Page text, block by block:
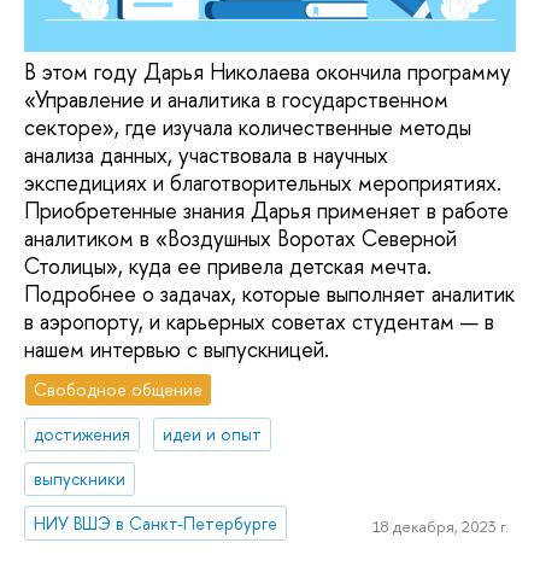
В этом году Дарья Николаева окончила программу
«Управление и аналитика в государственном
секторе», где изучала количественные методы
анализа данных, участвовала в научных
экспедициях и благотворительных мероприятиях.
Приобретенные знания Дарья применяет в работе
аналитиком в «Воздушных Воротах Северной
Столицы», куда ее привела детская мечта.
Подробнее о задачах, которые выполняет аналитик
в аэропорту, и карьерных советах студентам — в
нашем интервью с выпускницей.
Свободное общение
достижения
идеи и опыт
выпускники
НИУ ВШЭ в Санкт-Петербурге
18 декабря, 2023 г.